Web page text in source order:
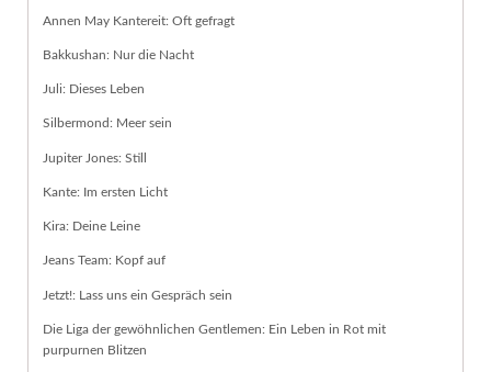
Annen May Kantereit: Oft gefragt
Bakkushan: Nur die Nacht
Juli: Dieses Leben
Silbermond: Meer sein
Jupiter Jones: Still
Kante: Im ersten Licht
Kira: Deine Leine
Jeans Team: Kopf auf
Jetzt!: Lass uns ein Gespräch sein
Die Liga der gewöhnlichen Gentlemen: Ein Leben in Rot mit
purpurnen Blitzen